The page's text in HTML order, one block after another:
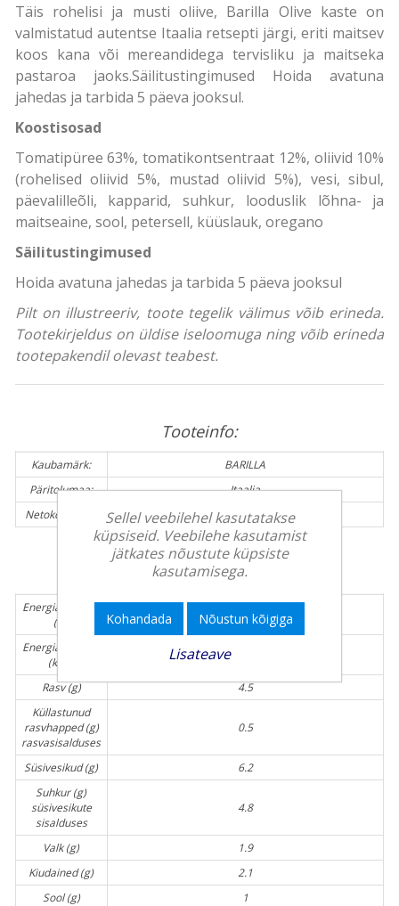
Täis rohelisi ja musti oliive, Barilla Olive kaste on
valmistatud autentse Itaalia retsepti järgi, eriti maitsev
koos kana või mereandidega tervisliku ja maitseka
pastaroa jaoks.Säilitustingimused Hoida avatuna
jahedas ja tarbida 5 päeva jooksul.
Koostisosad
Tomatipüree 63%, tomatikontsentraat 12%, oliivid 10%
(rohelised oliivid 5%, mustad oliivid 5%), vesi, sibul,
päevalilleõli, kapparid, suhkur, looduslik lõhna- ja
maitseaine, sool, petersell, küüslauk, oregano
Säilitustingimused
Hoida avatuna jahedas ja tarbida 5 päeva jooksul
Pilt on illustreeriv, toote tegelik välimus võib erineda.
Tootekirjeldus on üldise iseloomuga ning võib erineda
tootepakendil olevast teabest.
Tooteinfo:
Kaubamärk:
BARILLA
Päritolumaa:
Itaalia
Netokogus (g):
400 g
Toiteväärtus / 100g
Energiasisaldus
(kJ)
321
Energiasisaldus
(kcal)
Rasv (g)
4.5
Küllastunud
rasvhapped (g)
rasvasisalduses
0.5
Süsivesikud (g)
6.2
Suhkur (g)
süsivesikute
sisalduses
4.8
Valk (g)
1.9
Kiudained (g)
2.1
Sool (g)
1
Sellel veebilehel kasutatakse
küpsiseid. Veebilehe kasutamist
jätkates nõustute küpsiste
kasutamisega.
Kohandada Nõustun kõigiga
Lisateave